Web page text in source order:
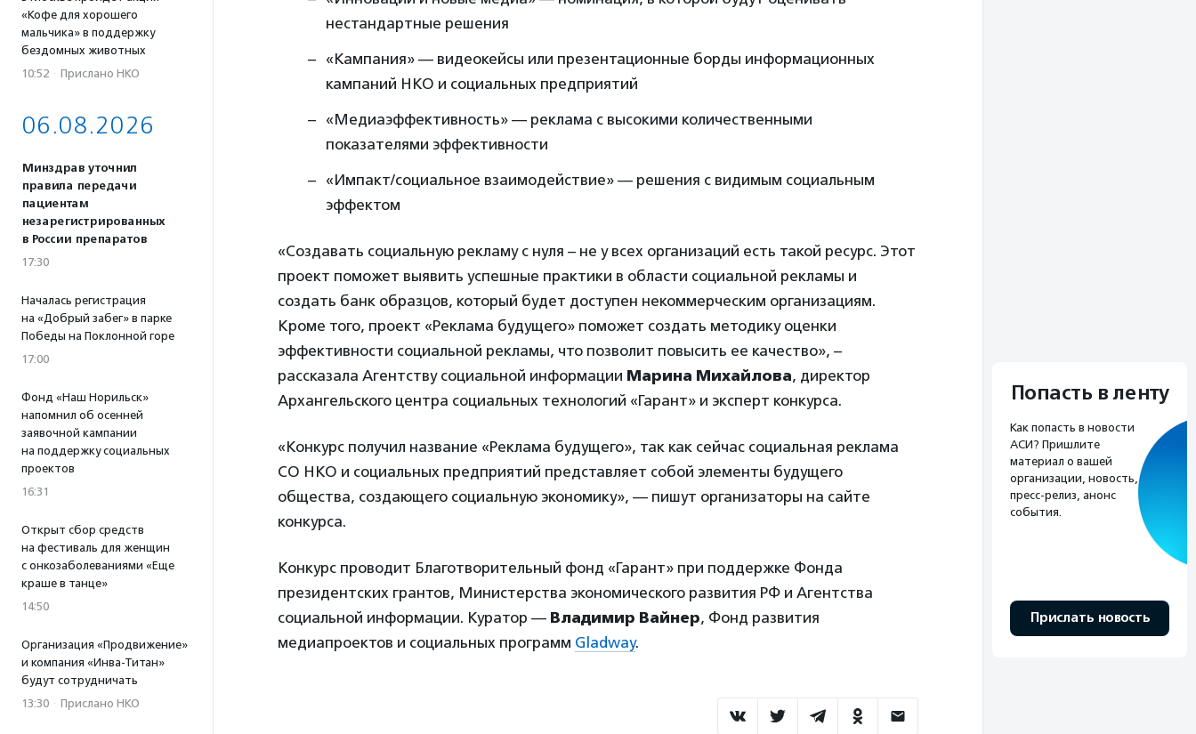
«Кофе для хорошего
мальчика» в поддержку
бездомных животных
10:52 · Прислано НКО
06.08.2026
Минздрав уточнил
правила передачи
пациентам
незарегистрированных
в России препаратов
17:30
Началась регистрация
на «Добрый забег» в парке
Победы на Поклонной горе
17:00
Фонд «Наш Норильск»
напомнил об осенней
заявочной кампании
на поддержку социальных
проектов
16:31
Открыт сбор средств
на фестиваль для женщин
с онкозаболеваниями «Еще
краше в танце»
14:50
Организация «Продвижение»
и компания «Инва-Титан»
будут сотрудничать
13:30 · Прислано НКО
нестандартные решения
«Кампания» — видеокейсы или презентационные борды информационных
кампаний НКО и социальных предприятий
«Медиаэффективность» — реклама с высокими количественными
показателями эффективности
«Импакт/социальное взаимодействие» — решения с видимым социальным
эффектом
«Создавать социальную рекламу с нуля – не у всех организаций есть такой ресурс. Этот
проект поможет выявить успешные практики в области социальной рекламы и
создать банк образцов, который будет доступен некоммерческим организациям.
Кроме того, проект «Реклама будущего» поможет создать методику оценки
эффективности социальной рекламы, что позволит повысить ее качество», –
рассказала Агентству социальной информации Марина Михайлова, директор
Архангельского центра социальных технологий «Гарант» и эксперт конкурса.
«Конкурс получил название «Реклама будущего», так как сейчас социальная реклама
СО НКО и социальных предприятий представляет собой элементы будущего
общества, создающего социальную экономику», — пишут организаторы на сайте
конкурса.
Конкурс проводит Благотворительный фонд «Гарант» при поддержке Фонда
президентских грантов, Министерства экономического развития РФ и Агентства
социальной информации. Куратор — Владимир Вайнер, Фонд развития
медиапроектов и социальных программ Gladway.
Попасть в ленту
Как попасть в новости
АСИ? Пришлите
материал о вашей
организации, новость,
пресс-релиз, анонс
события.
Прислать новость